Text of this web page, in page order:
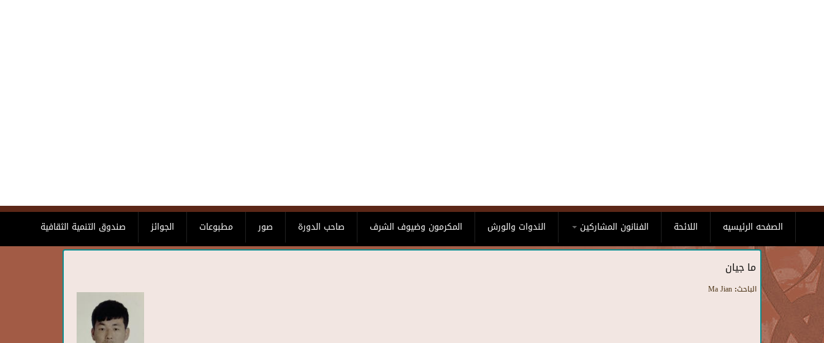
صندوق التنمية الثقافية الجوائز مطبوعات صور صاحب الدورة المكرمون وضيوف الشرف الندوات والورش الفنانون المشاركين اللائحة الصفحه الرئيسيه
ما جيان
الباحث: Ma Jian